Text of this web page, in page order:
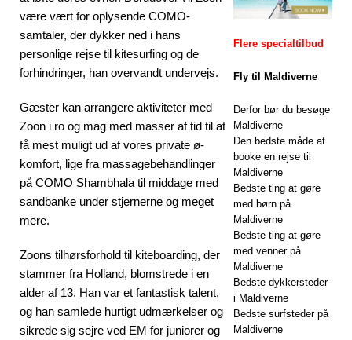
gratis transport
SÆRLIGE
TILBUD
Bryllupsrejse-
lykke på Nova
Maldives med
SÆRLIGE
TILBUD
være vært for oplysende COMO-
samtaler, der dykker ned i hans
personlige rejse til kitesurfing og de
forhindringer, han overvandt undervejs.
Gæster kan arrangere aktiviteter med
Zoon i ro og mag med masser af tid til at
få mest muligt ud af vores private ø-
komfort, lige fra massagebehandlinger
på COMO Shambhala til middage med
sandbanke under stjernerne og meget
mere.
Zoons tilhørsforhold til kiteboarding, der
stammer fra Holland, blomstrede i en
alder af 13. Han var et fantastisk talent,
og han samlede hurtigt udmærkelser og
sikrede sig sejre ved EM for juniorer og
Flere specialtilbud
Fly til Maldiverne
Derfor bør du besøge
Maldiverne
Den bedste måde at
booke en rejse til
Maldiverne
Bedste ting at gøre
med børn på
Maldiverne
Bedste ting at gøre
med venner på
Maldiverne
Bedste dykkersteder
i Maldiverne
Bedste surfsteder på
Maldiverne